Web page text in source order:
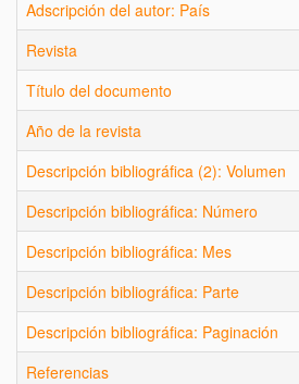
Adscripción del autor: País
Revista
Título del documento
Año de la revista
Descripción bibliográfica (2): Volumen
Descripción bibliográfica: Número
Descripción bibliográfica: Mes
Descripción bibliográfica: Parte
Descripción bibliográfica: Paginación
Referencias